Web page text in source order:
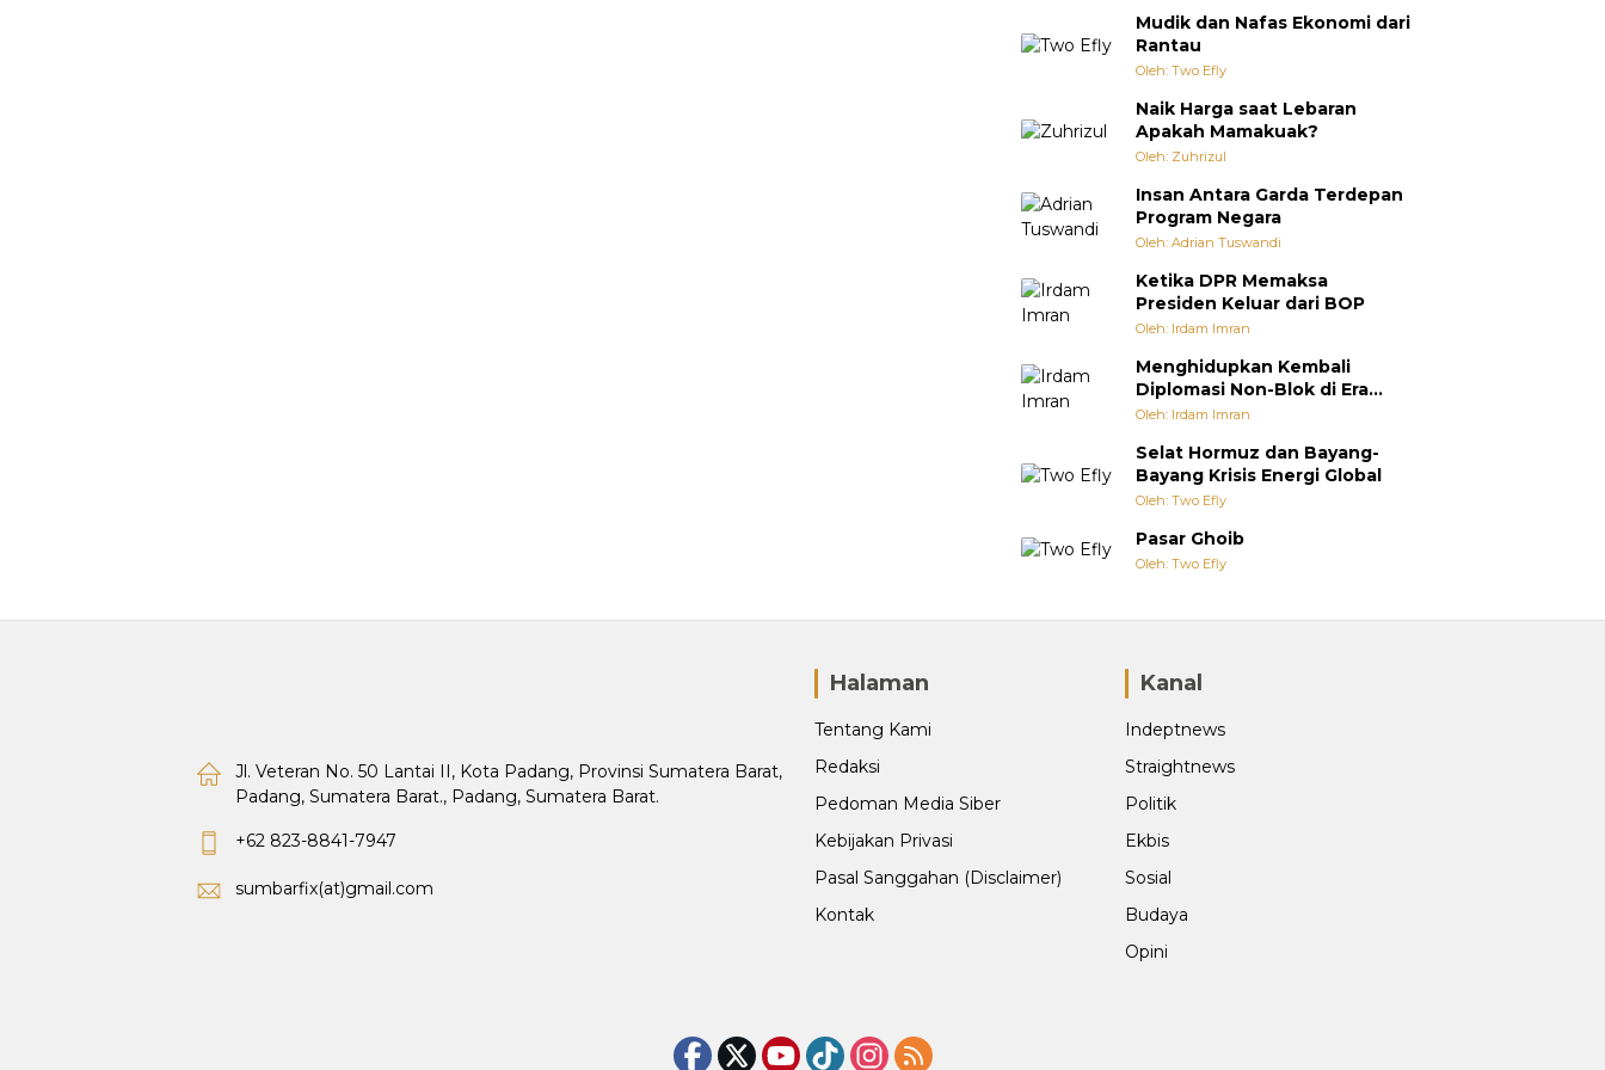
Mudik dan Nafas Ekonomi dari
Rantau
Oleh: Two Efly
Naik Harga saat Lebaran
Apakah Mamakuak?
Oleh: Zuhrizul
Insan Antara Garda Terdepan
Program Negara
Oleh: Adrian Tuswandi
Ketika DPR Memaksa
Presiden Keluar dari BOP
Oleh: Irdam Imran
Menghidupkan Kembali
Diplomasi Non-Blok di Era
Multipolar
Oleh: Irdam Imran
Selat Hormuz dan Bayang-
Bayang Krisis Energi Global
Oleh: Two Efly
Pasar Ghoib
Oleh: Two Efly
Jl. Veteran No. 50 Lantai II, Kota Padang, Provinsi Sumatera Barat,
Padang, Sumatera Barat., Padang, Sumatera Barat.
+62 823-8841-7947
sumbarfix(at)gmail.com
Halaman
Tentang Kami
Redaksi
Pedoman Media Siber
Kebijakan Privasi
Pasal Sanggahan (Disclaimer)
Kontak
Kanal
Indeptnews
Straightnews
Politik
Ekbis
Sosial
Budaya
Opini